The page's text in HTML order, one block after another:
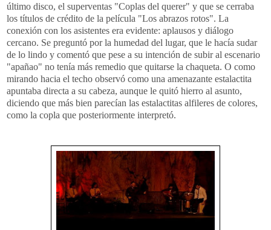
último disco, el superventas "Coplas del querer" y que se cerraba
los títulos de crédito de la película "Los abrazos rotos". La
conexión con los asistentes era evidente: aplausos y diálogo
cercano. Se preguntó por la humedad del lugar, que le hacía sudar
de lo lindo y comentó que pese a su intención de subir al escenario
"apañao" no tenía más remedio que quitarse la chaqueta. O como
mirando hacia el techo observó como una amenazante estalactita
apuntaba directa a su cabeza, aunque le quitó hierro al asunto,
diciendo que más bien parecían las estalactitas alfileres de colores,
como la copla que posteriormente interpretó.